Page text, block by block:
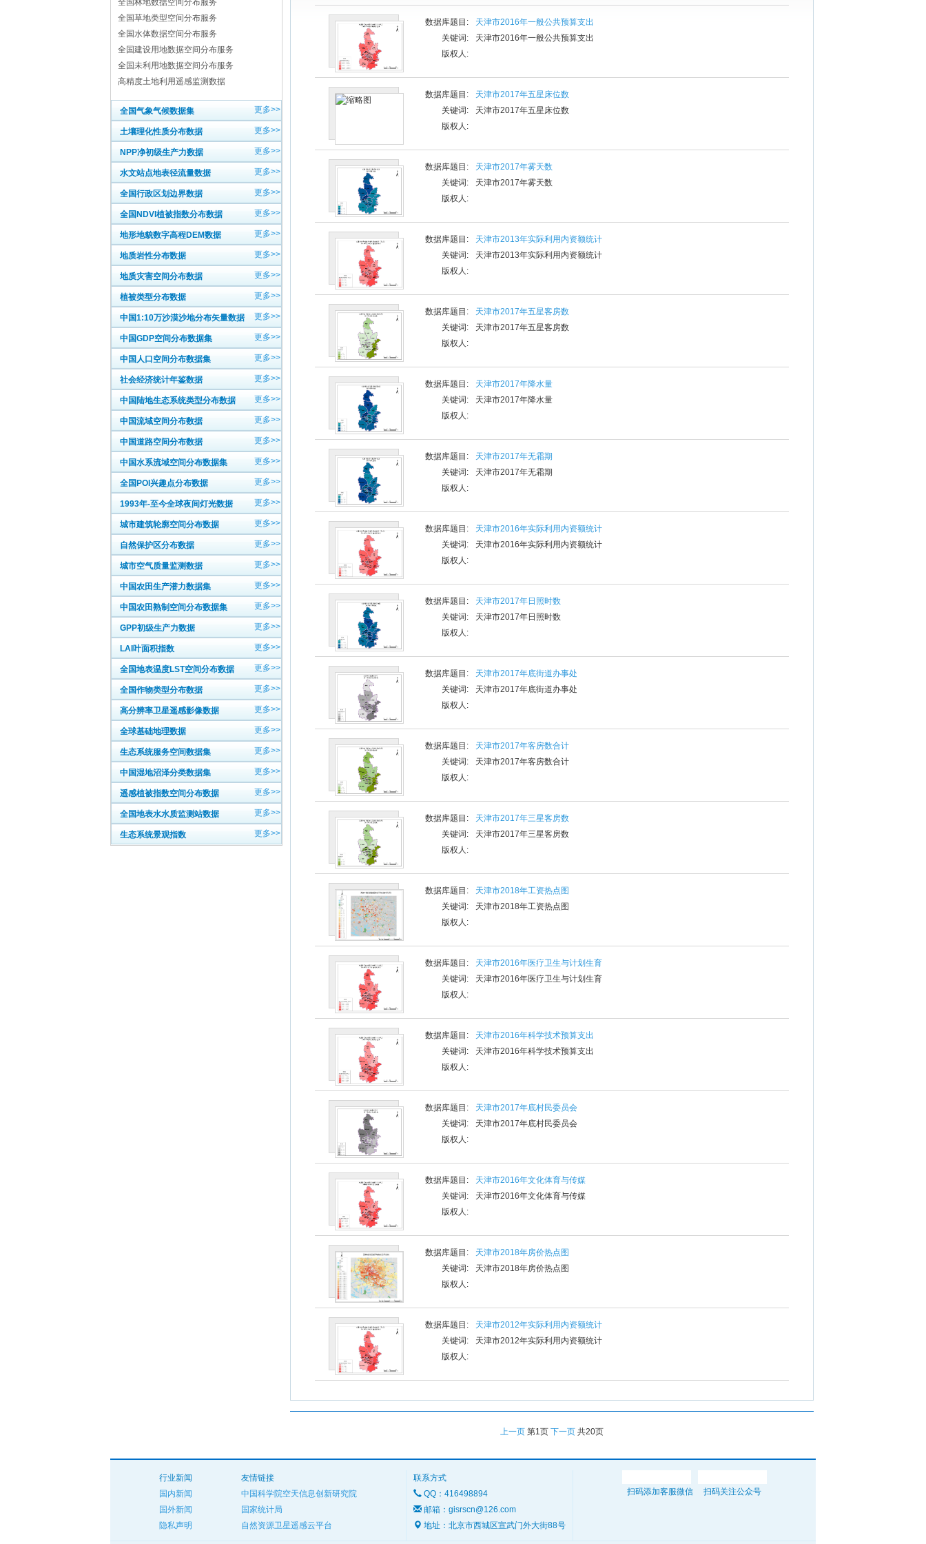
全国林地数据空间分布服务
全国草地类型空间分布服务
全国水体数据空间分布服务
全国建设用地数据空间分布服务
全国未利用地数据空间分布服务
高精度土地利用遥感监测数据
全国气象气候数据集 更多>>
土壤理化性质分布数据 更多>>
NPP净初级生产力数据 更多>>
水文站点地表径流量数据 更多>>
全国行政区划边界数据 更多>>
全国NDVI植被指数分布数据 更多>>
地形地貌数字高程DEM数据 更多>>
地质岩性分布数据 更多>>
地质灾害空间分布数据 更多>>
植被类型分布数据 更多>>
中国1:10万沙漠沙地分布矢量数据 更多>>
中国GDP空间分布数据集 更多>>
中国人口空间分布数据集 更多>>
社会经济统计年鉴数据 更多>>
中国陆地生态系统类型分布数据 更多>>
中国流域空间分布数据 更多>>
中国道路空间分布数据 更多>>
中国水系流域空间分布数据集 更多>>
全国POI兴趣点分布数据 更多>>
1993年-至今全球夜间灯光数据 更多>>
城市建筑轮廓空间分布数据 更多>>
自然保护区分布数据 更多>>
城市空气质量监测数据 更多>>
中国农田生产潜力数据集 更多>>
中国农田熟制空间分布数据集 更多>>
GPP初级生产力数据 更多>>
LAI叶面积指数 更多>>
全国地表温度LST空间分布数据 更多>>
全国作物类型分布数据 更多>>
高分辨率卫星遥感影像数据 更多>>
全球基础地理数据 更多>>
生态系统服务空间数据集 更多>>
中国湿地沼泽分类数据集 更多>>
遥感植被指数空间分布数据 更多>>
全国地表水水质监测站数据 更多>>
生态系统景观指数 更多>>
数据库题目:
天津市2016年一般公共预算支出
关键词:
天津市2016年一般公共预算支出
版权人:
数据库题目:
天津市2017年五星床位数
关键词:
天津市2017年五星床位数
版权人:
数据库题目:
天津市2017年雾天数
关键词:
天津市2017年雾天数
版权人:
数据库题目:
天津市2013年实际利用内资额统计
关键词:
天津市2013年实际利用内资额统计
版权人:
数据库题目:
天津市2017年五星客房数
关键词:
天津市2017年五星客房数
版权人:
数据库题目:
天津市2017年降水量
关键词:
天津市2017年降水量
版权人:
数据库题目:
天津市2017年无霜期
关键词:
天津市2017年无霜期
版权人:
数据库题目:
天津市2016年实际利用内资额统计
关键词:
天津市2016年实际利用内资额统计
版权人:
数据库题目:
天津市2017年日照时数
关键词:
天津市2017年日照时数
版权人:
数据库题目:
天津市2017年底街道办事处
关键词:
天津市2017年底街道办事处
版权人:
数据库题目:
天津市2017年客房数合计
关键词:
天津市2017年客房数合计
版权人:
数据库题目:
天津市2017年三星客房数
关键词:
天津市2017年三星客房数
版权人:
数据库题目:
天津市2018年工资热点图
关键词:
天津市2018年工资热点图
版权人:
数据库题目:
天津市2016年医疗卫生与计划生育
关键词:
天津市2016年医疗卫生与计划生育
版权人:
数据库题目:
天津市2016年科学技术预算支出
关键词:
天津市2016年科学技术预算支出
版权人:
数据库题目:
天津市2017年底村民委员会
关键词:
天津市2017年底村民委员会
版权人:
数据库题目:
天津市2016年文化体育与传媒
关键词:
天津市2016年文化体育与传媒
版权人:
数据库题目:
天津市2018年房价热点图
关键词:
天津市2018年房价热点图
版权人:
数据库题目:
天津市2012年实际利用内资额统计
关键词:
天津市2012年实际利用内资额统计
版权人:
上一页 第1页 下一页 共20页
行业新闻
国内新闻
国外新闻
隐私声明
友情链接
中国科学院空天信息创新研究院
国家统计局
自然资源卫星遥感云平台
联系方式
QQ：416498894
邮箱：gisrscn@126.com
地址：北京市西城区宣武门外大街88号
扫码添加客服微信 扫码关注公众号